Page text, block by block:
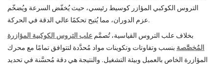
التروس الكوكبي المؤازر كوسيط رئيسي، حيث يُخفّض السرعة ويُضخّم
عزم الدوران، مما يُتيح تحكمًا عالي الدقة في الحركة.
بخلاف علب التروس القياسية، تُصمَّم علب التروس الكوكبية المؤازرة
المُخصَّصة بنسب وتفاوتات وتكوينات مواد مُحدَّدة لتتوافق تمامًا مع محرك
المؤازرة الخاص بالعميل وبيئة التشغيل. والنتيجة هي دقة مُحسَّنة في تحديد